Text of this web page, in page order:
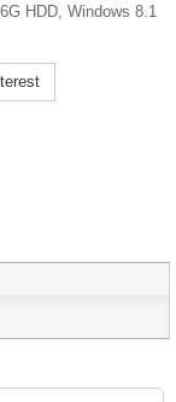
HDD, Windows 8.1